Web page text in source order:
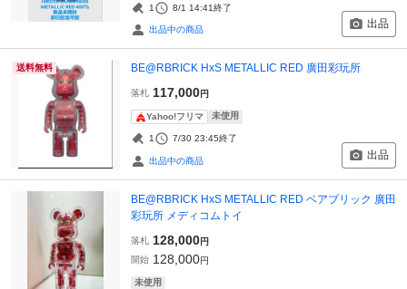
1 8/1 14:41終了
出品中の商品 出品
送料無料 BE@RBRICK HxS METALLIC RED 廣田彩玩所
落札 117,000円
Yahoo!フリマ 未使用
1 7/30 23:45終了
出品中の商品 出品
BE@RBRICK HxS METALLIC RED ベアブリック 廣田
彩玩所 メディコムトイ
落札 128,000円
開始 128,000円
未使用